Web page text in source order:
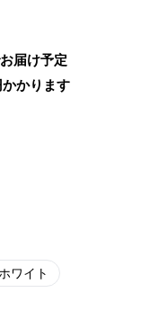
届け予定
かかります
ホワイト